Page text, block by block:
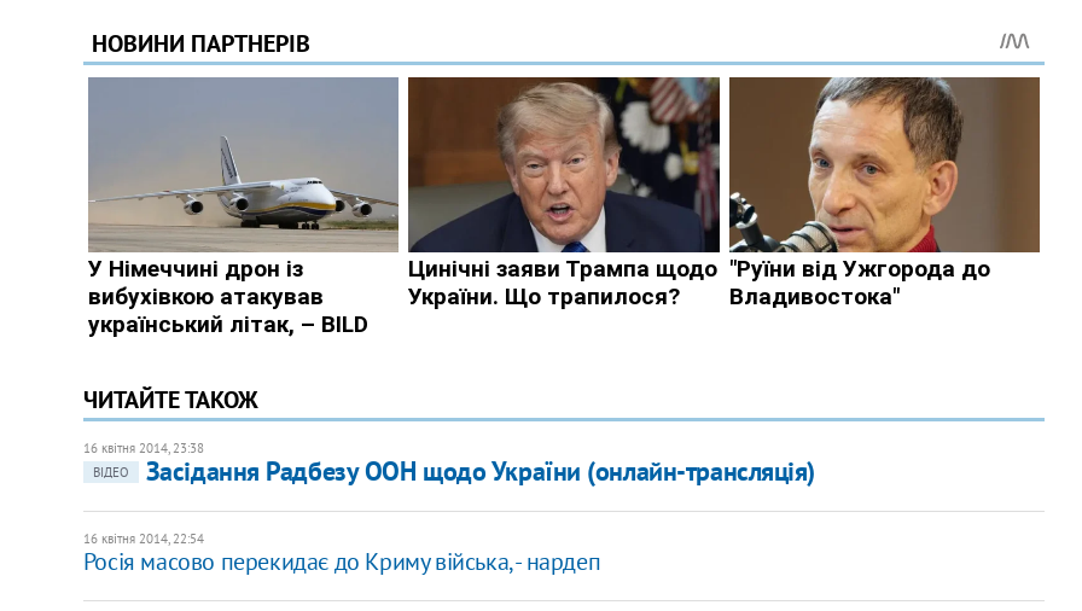
ЧИТАЙТЕ ТАКОЖ
16 квітня 2014, 23:38
ВІДЕО
Засідання Радбезу ООН щодо України (онлайн-трансляція)
16 квітня 2014, 22:54
Росія масово перекидає до Криму війська, - нардеп